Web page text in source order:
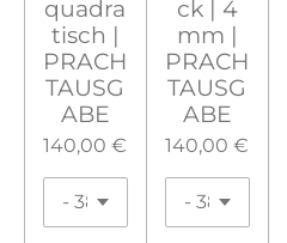
quadra
tisch |
PRACH
TAUSG
ABE
140,00 €
ck | 4
mm |
PRACH
TAUSG
ABE
140,00 €